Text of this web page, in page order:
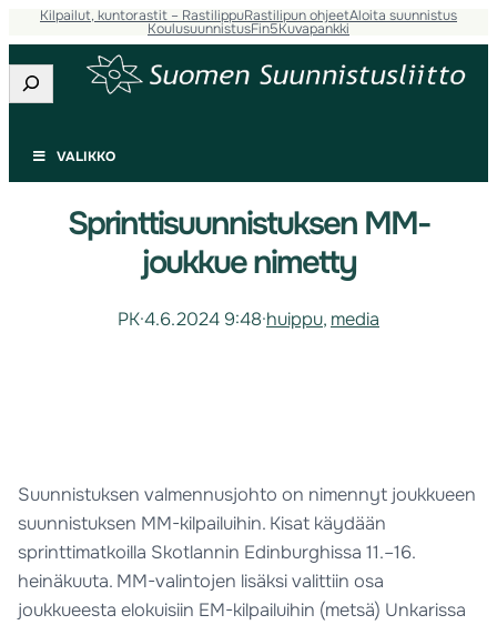
Kilpailut, kuntorastit – RastilippuRastilipun ohjeetAloita suunnistus
KoulusuunnistusFin5Kuvapankki
Etsi
VALIKKO
Sprinttisuunnistuksen MM-
joukkue nimetty
PK·4.6.2024 9:48·huippu, media
Suunnistuksen valmennusjohto on nimennyt joukkueen
suunnistuksen MM-kilpailuihin. Kisat käydään
sprinttimatkoilla Skotlannin Edinburghissa 11.–16.
heinäkuuta. MM-valintojen lisäksi valittiin osa
joukkueesta elokuisiin EM-kilpailuihin (metsä) Unkarissa